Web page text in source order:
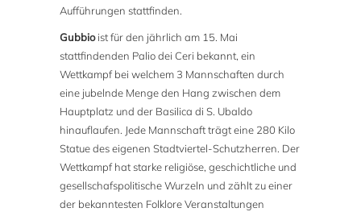
Aufführungen stattfinden.
Gubbioist für den jährlich am 15. Mai
stattfindenden Palio dei Ceri bekannt, ein
Wettkampf bei welchem 3 Mannschaften durch
eine jubelnde Menge den Hang zwischen dem
Hauptplatz und der Basilica di S. Ubaldo
hinauflaufen. Jede Mannschaft trägt eine 280 Kilo
Statue des eigenen Stadtviertel-Schutzherren. Der
Wettkampf hat starke religiöse, geschichtliche und
gesellschafspolitische Wurzeln und zählt zu einer
der bekanntesten Folklore Veranstaltungen